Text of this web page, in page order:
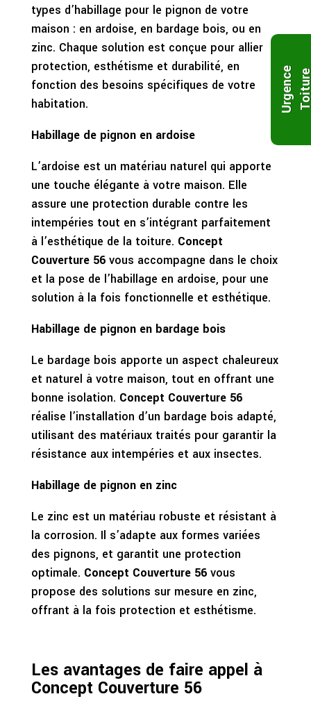
types d’habillage pour le pignon de votre
maison : en ardoise, en bardage bois, ou en
zinc. Chaque solution est conçue pour allier
protection, esthétisme et durabilité, en
fonction des besoins spécifiques de votre
habitation.
Habillage de pignon en ardoise
L’ardoise est un matériau naturel qui apporte
une touche élégante à votre maison. Elle
assure une protection durable contre les
intempéries tout en s’intégrant parfaitement
à l’esthétique de la toiture. Concept
Couverture 56vous accompagne dans le choix
et la pose de l’habillage en ardoise, pour une
solution à la fois fonctionnelle et esthétique.
Habillage de pignon en bardage bois
Le bardage bois apporte un aspect chaleureux
et naturel à votre maison, tout en offrant une
bonne isolation. Concept Couverture 56
réalise l’installation d’un bardage bois adapté,
utilisant des matériaux traités pour garantir la
résistance aux intempéries et aux insectes.
Habillage de pignon en zinc
Le zinc est un matériau robuste et résistant à
la corrosion. Il s’adapte aux formes variées
des pignons, et garantit une protection
optimale. Concept Couverture 56vous
propose des solutions sur mesure en zinc,
offrant à la fois protection et esthétisme.
Les avantages de faire appel à
Concept Couverture 56
U
r
g
e
n
c
e
T
o
i
t
u
r